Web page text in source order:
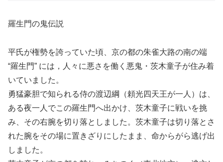
羅生門の鬼伝説
平氏が権勢を誇っていた頃、京の都の朱雀大路の南の端
“羅生門” には，人々に悪さを働く悪鬼・茨木童子が住み着
いていました。
勇猛豪胆で知られる侍の渡辺綱（頼光四天王が一人）は、
ある夜一人でこの羅生門へ出かけ、茨木童子に戦いを挑
み、その右腕を切り落としました。茨木童子は切り落とさ
れた腕をその場に置きざりにしたまま、命からがら逃げ出
しました。